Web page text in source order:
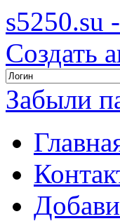
s5250.su
Создать
Забыли